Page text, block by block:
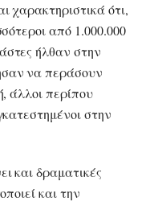
χαρακτηριστικά ότι,
από 1.000.000
ήλθαν στην
να περάσουν
άλλοι περίπου
στην
και δραματικές
και την